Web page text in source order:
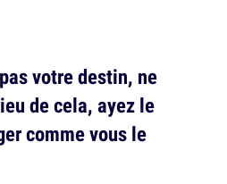
votre destin, ne
de cela, ayez le
comme vous le